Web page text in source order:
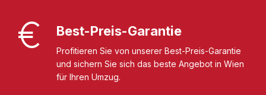
Best-Preis-Garantie
Profitieren Sie von unserer Best-Preis-Garantie
und sichern Sie sich das beste Angebot in Wien
für Ihren Umzug.